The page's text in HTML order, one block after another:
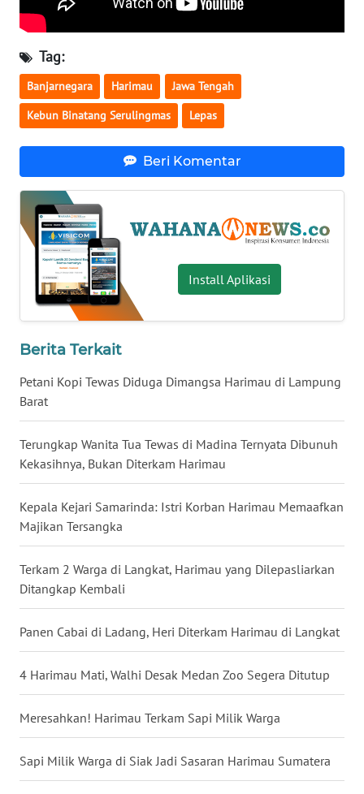
Tag:
Banjarnegara Harimau Jawa Tengah
Kebun Binatang Serulingmas Lepas
Beri Komentar
Install Aplikasi
Berita Terkait
Petani Kopi Tewas Diduga Dimangsa Harimau di Lampung
Barat
Terungkap Wanita Tua Tewas di Madina Ternyata Dibunuh
Kekasihnya, Bukan Diterkam Harimau
Kepala Kejari Samarinda: Istri Korban Harimau Memaafkan
Majikan Tersangka
Terkam 2 Warga di Langkat, Harimau yang Dilepasliarkan
Ditangkap Kembali
Panen Cabai di Ladang, Heri Diterkam Harimau di Langkat
4 Harimau Mati, Walhi Desak Medan Zoo Segera Ditutup
Meresahkan! Harimau Terkam Sapi Milik Warga
Sapi Milik Warga di Siak Jadi Sasaran Harimau Sumatera
WN
RIAU
WN
SERAMBI
WN
SULTRA
WN
NTB
SULTENG
SULBAR
WN
BABEL
WN
SUMBAR
WN
SUMSEL
WN
BENGKULU
WN
LAMPUNG
WN
JATENG